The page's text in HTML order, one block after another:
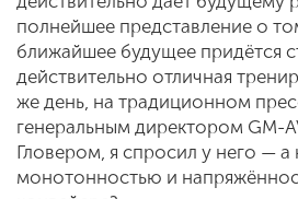
полнейшее представление о
ближайшее будущее придётся
действительно отличная
же день, на традиционном
генеральным директором GM-
Гловером, я спросил у него — а
монотонностью и